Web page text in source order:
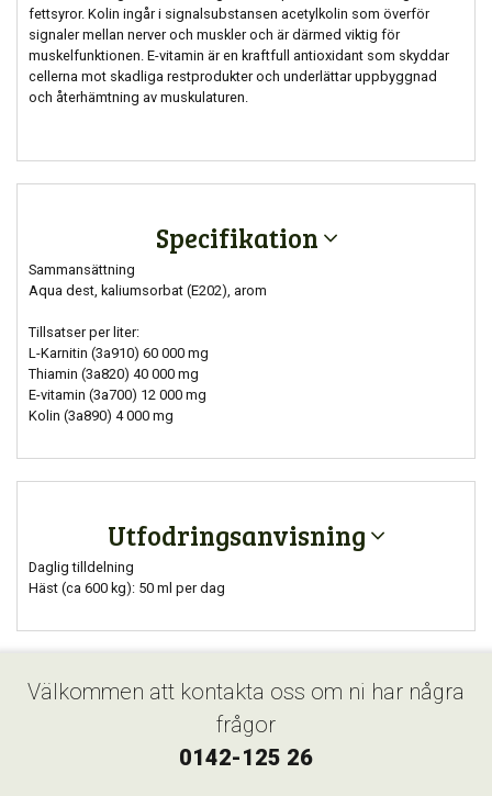
fettsyror. Kolin ingår i signalsubstansen acetylkolin som överför
signaler mellan nerver och muskler och är därmed viktig för
muskelfunktionen. E-vitamin är en kraftfull antioxidant som skyddar
cellerna mot skadliga restprodukter och underlättar uppbyggnad
och återhämtning av muskulaturen.
Specifikation
Sammansättning
Aqua dest, kaliumsorbat (E202), arom
Tillsatser per liter:
L-Karnitin (3a910) 60 000 mg
Thiamin (3a820) 40 000 mg
E-vitamin (3a700) 12 000 mg
Kolin (3a890) 4 000 mg
Utfodringsanvisning
Daglig tilldelning
Häst (ca 600 kg): 50 ml per dag
Välkommen att kontakta oss om ni har några
frågor
0142-125 26